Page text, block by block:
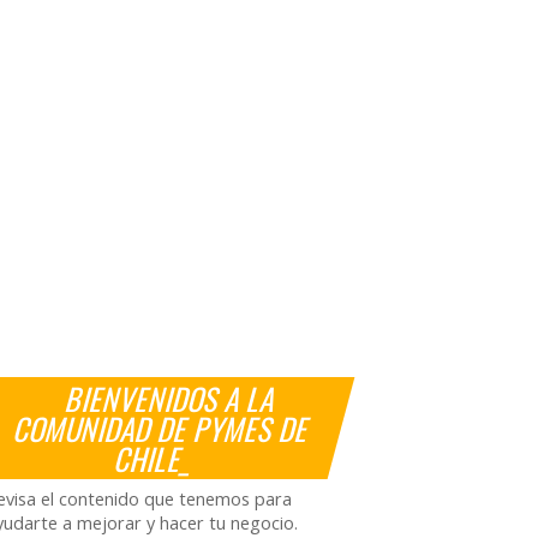
BIENVENIDOS A LA
COMUNIDAD DE PYMES DE
CHILE_
el contenido que tenemos para
a mejorar y hacer tu negocio.